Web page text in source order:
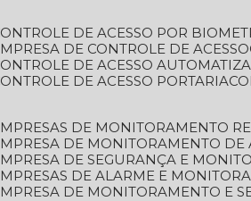
CONTROLE DE ACESSO POR
EMPRESA DE CONTROLE DE ACESSO
CONTROLE DE ACESSO
CONTROLE DE ACESSO PORTARIA
EMPRESAS DE MONITORAMENTO
EMPRESA DE MONITORAMENTO
EMPRESA DE SEGURANÇA E
EMPRESAS DE ALARME E
EMPRESA DE MONITORAMENTO E